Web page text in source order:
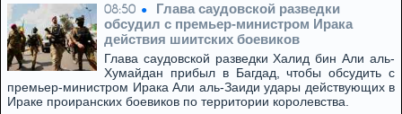
08:50
Глава саудовской разведки
обсудил с премьер-министром Ирака
действия шиитских боевиков
Глава саудовской разведки Халид бин Али аль-
Хумайдан прибыл в Багдад, чтобы обсудить с
премьер-министром Ирака Али аль-Заиди удары действующих в
Ираке проиранских боевиков по территории королевства.